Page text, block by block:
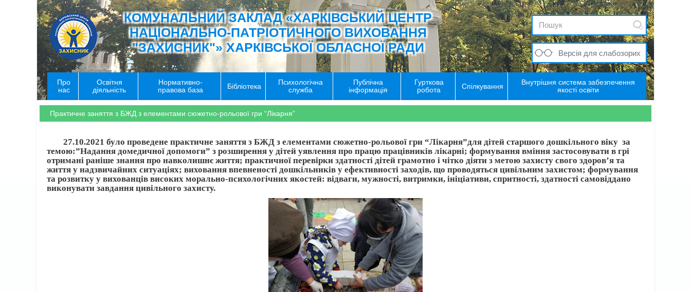
КОМУНАЛЬНИЙ ЗАКЛАД «ХАРКІВСЬКИЙ ЦЕНТР
НАЦІОНАЛЬНО-ПАТРІОТИЧНОГО ВИХОВАННЯ
"ЗАХИСНИК"» ХАРКІВСЬКОЇ ОБЛАСНОЇ РАДИ
Версія для слабозорих
Про
нас
Освітня
діяльність
Нормативно-
правова база
Бібліотека
Психологічна
служба
Публічна
інформація
Гурткова
робота
Спілкування
Внутрішня система забезпечення
якості освіти
Практичне заняття з БЖД з елементами сюжетно-рольової гри “Лікарня”
27.10.2021 було проведене практичне заняття з БЖД з елементами сюжетно-рольової гри “Лікарня”для дітей старшого дошкільного віку за
темою:”Надання домедичної допомоги” з розширення у дітей уявлення про працю працівників лікарні; формування вміння застосовувати в грі
отримані раніше знання про навколишнє життя; практичної перевірки здатності дітей грамотно і чітко діяти з метою захисту свого здоров’я та
життя у надзвичайних ситуаціях; виховання впевненості дошкільників у ефективності заходів, що проводяться цивільним захистом; формування
та розвитку у вихованців високих морально-психологічних якостей: відваги, мужності, витримки, ініціативи, спритності, здатності самовіддано
виконувати завдання цивільного захисту.